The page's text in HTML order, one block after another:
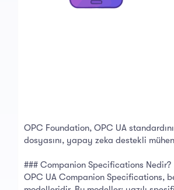
OPC Foundation, OPC UA
dosyasını, yapay zeka destekli
### Companion Specifications Nedir?
OPC UA Companion Specifications,